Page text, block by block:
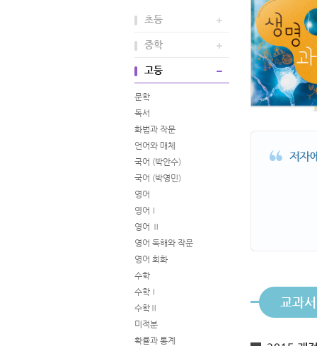
초등
중학
고등
문학
독서
화법과 작문
언어와 매체
국어 (박안수)
국어 (박영민)
영어
영어Ⅰ
영어 Ⅱ
영어 독해와 작문
영어 회화
수학
수학Ⅰ
수학Ⅱ
미적분
확률과 통계
교과